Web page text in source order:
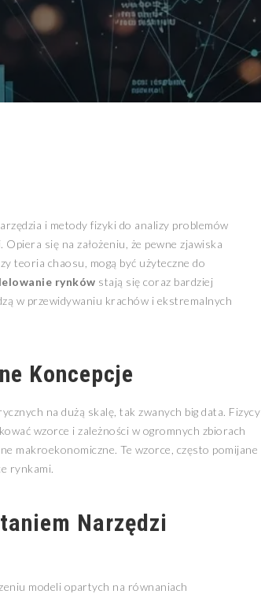
i metody fizyki do analizy problemów
się na założeniu, że pewne zjawiska
teoria chaosu, mogą być użyteczne do
rynków stają się coraz bardziej
w przewidywaniu krachów i ekstremalnych
Koncepcje
na dużą skalę, tak zwanych big data. Fizycy
wzorce i zależności w ogromnych zbiorach
makroekonomiczne. Te wzorce, często pomijane
rynkami.
Narzędzi
modeli opartych na równaniach